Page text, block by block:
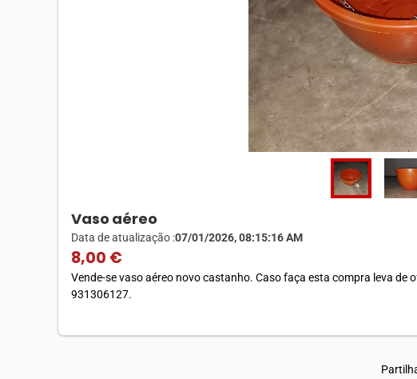
Vaso aéreo
Data de atualização :07/01/2026, 08:15:16 AM
8,00 €
Vende-se vaso aéreo novo castanho. Caso faça esta compra leva
931306127.